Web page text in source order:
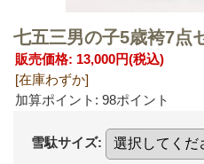
七五三男の子5歳袴7点
販売価格: 13,000円(税込)
[在庫わずか]
加算ポイント: 98ポイント
雪駄サイズ: